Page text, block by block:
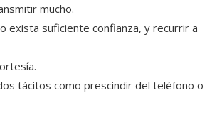
mucho.
exista suficiente confianza, y recurrir a
tácitos como prescindir del teléfono o